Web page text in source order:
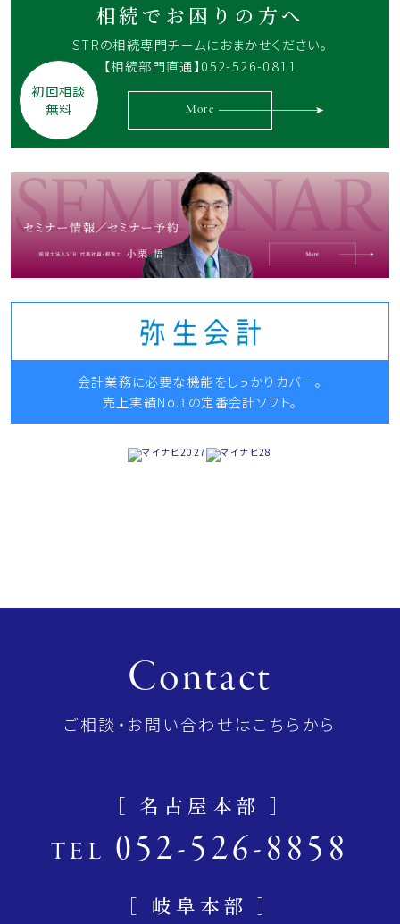
相続でお困りの方へ
STRの相続専門チームにおまかせください。
【相続部門直通】052-526-0811
More
初回相談
無料
会計業務に必要な機能をしっかりカバー。
売上実績No.1の定番会計ソフト。
Contact
ご相談・お問い合わせはこちらから
［ 名古屋本部 ］
TEL 052-526-8858
［ 岐阜本部 ］